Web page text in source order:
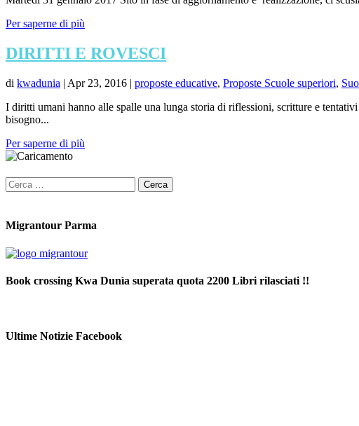
Per saperne di più
DIRITTI E ROVESCI
di kwadunia | Apr 23, 2016 | proposte educative, Proposte Scuole superiori,
I diritti umani hanno alle spalle una lunga storia di riflessioni, scritture e
bisogno...
Per saperne di più
Ricerca
per:
Migrantour Parma
Book crossing Kwa Dunìa superata quota 2200 Libri rilasciati !!
Ultime Notizie Facebook